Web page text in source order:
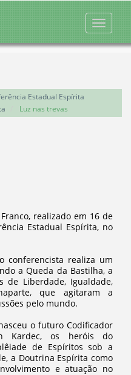
Estadual Espírita
Luz nas trevas
realizado em 16 de
Estadual Espírita, no
conferencista realiza um
a Queda da Bastilha, a
de Liberdade, Igualdade,
que agitaram a
pelo mundo.
o futuro Codificador
Kardec, os heróis do
de Espíritos sob a
a Doutrina Espírita como
e atuação no